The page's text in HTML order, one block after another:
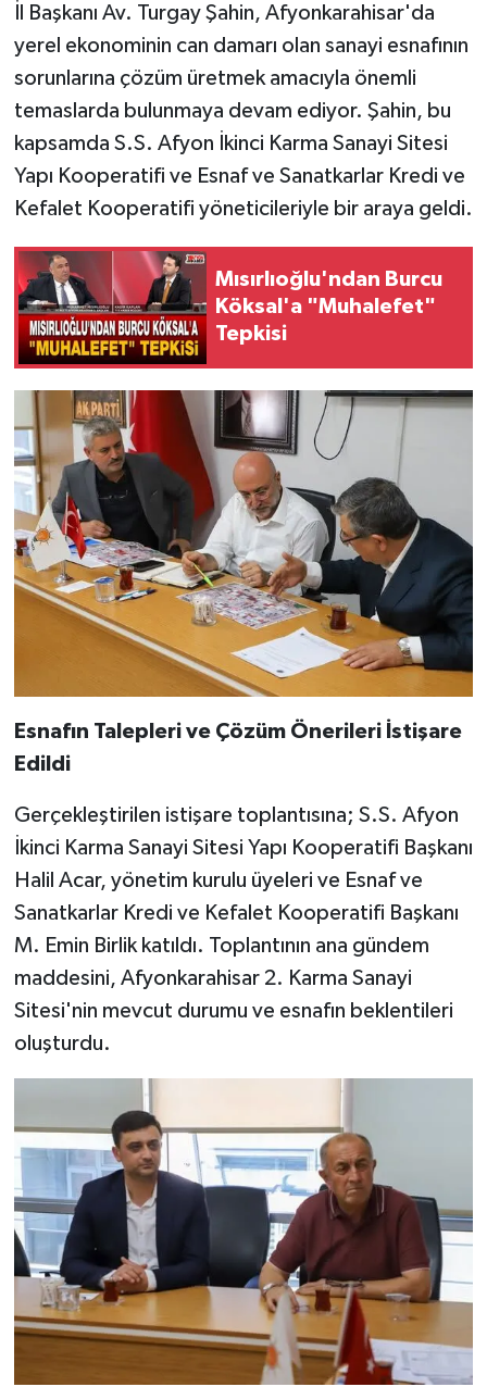
İl Başkanı Av. Turgay Şahin, Afyonkarahisar'da
yerel ekonominin can damarı olan sanayi esnafının
sorunlarına çözüm üretmek amacıyla önemli
temaslarda bulunmaya devam ediyor. Şahin, bu
kapsamda S.S. Afyon İkinci Karma Sanayi Sitesi
Yapı Kooperatifi ve Esnaf ve Sanatkarlar Kredi ve
Kefalet Kooperatifi yöneticileriyle bir araya geldi.
Mısırlıoğlu'ndan Burcu
Köksal'a "Muhalefet"
Tepkisi
Esnafın Talepleri ve Çözüm Önerileri İstişare
Edildi
Gerçekleştirilen istişare toplantısına; S.S. Afyon
İkinci Karma Sanayi Sitesi Yapı Kooperatifi Başkanı
Halil Acar, yönetim kurulu üyeleri ve Esnaf ve
Sanatkarlar Kredi ve Kefalet Kooperatifi Başkanı
M. Emin Birlik katıldı. Toplantının ana gündem
maddesini, Afyonkarahisar 2. Karma Sanayi
Sitesi'nin mevcut durumu ve esnafın beklentileri
oluşturdu.